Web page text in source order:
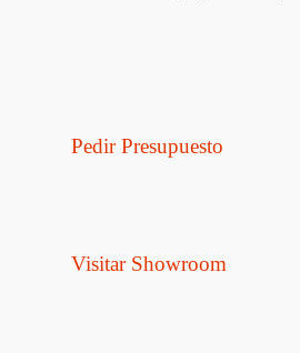
Pedir Presupuesto
Visitar Showroom